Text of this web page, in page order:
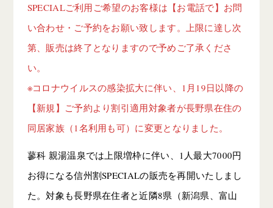
SPECIALご利用ご希望のお客様は【お電話で】お問
い合わせ・ご予約をお願い致します。上限に達し次
第、販売は終了となりますので予めご了承くださ
い。
※コロナウイルスの感染拡大に伴い、1月19日以降の
【新規】ご予約より割引適用対象者が長野県在住の
同居家族（1名利用も可）に変更となりました。
蓼科 親湯温泉では上限増枠に伴い、1人最大7000円
お得になる信州割SPECIALの販売を再開いたしまし
た。対象も長野県在住者と近隣8県（新潟県、富山